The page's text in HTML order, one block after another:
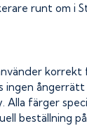
runt om i
korrekt
ingen
Alla färger
beställning